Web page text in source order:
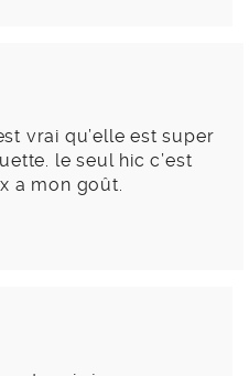
vrai qu’elle est super
le seul hic c’est
a mon goût.